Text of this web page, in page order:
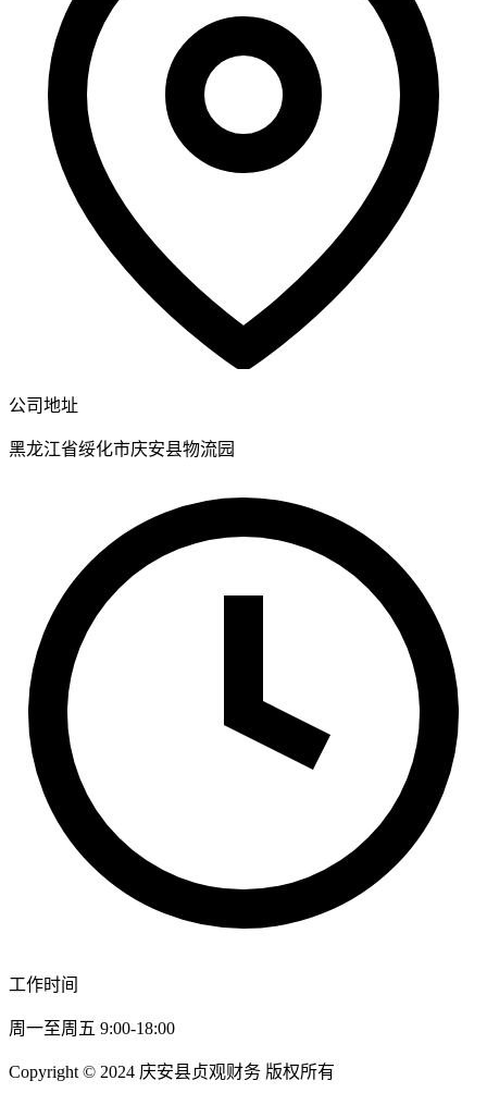
公司地址
黑龙江省绥化市庆安县物流园
工作时间
周一至周五 9:00-18:00
Copyright © 2024 庆安县贞观财务 版权所有